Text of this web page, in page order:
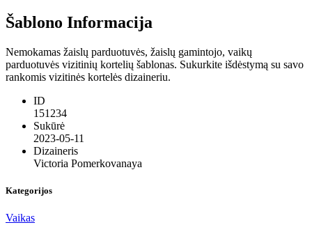
Šablono Informacija
Nemokamas žaislų parduotuvės, žaislų gamintojo, vaikų
parduotuvės vizitinių kortelių šablonas. Sukurkite išdėstymą su savo
rankomis vizitinės kortelės dizaineriu.
ID
151234
Sukūrė
2023-05-11
Dizaineris
Victoria Pomerkovanaya
Kategorijos
Vaikas